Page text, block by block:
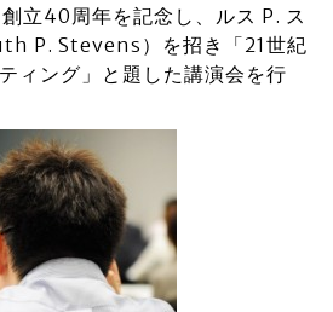
立40周年を記念し、ルス P. ス
P. Stevens）を招き「21世紀
ィング」と題した講演会を行